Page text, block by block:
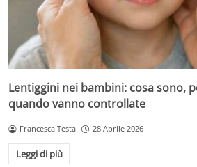
Lentiggini nei bambini: cosa sono,
quando vanno controllate
Francesca Testa 28 Aprile 2026
Leggi di più